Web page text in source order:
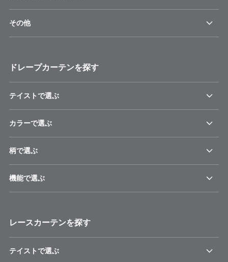
その他
ドレープカーテンを探す
テイストで選ぶ
カラーで選ぶ
柄で選ぶ
機能で選ぶ
レースカーテンを探す
テイストで選ぶ